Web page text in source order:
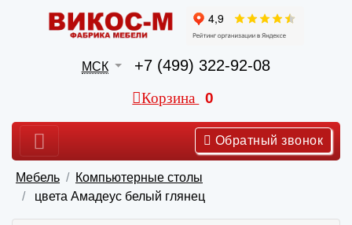
МСК +7 (499) 322-92-08
Корзина 0
Обратный звонок
Мебель
Компьютерные столы
цвета Амадеус белый глянец